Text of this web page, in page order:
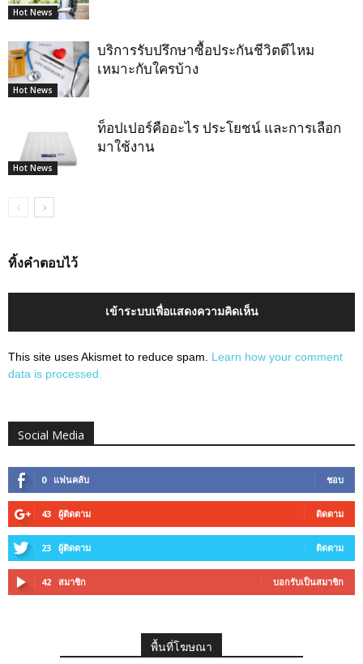
Hot News
Hot News
บริการรับปรึกษาซื้อประกันชีวิตดีไหม
เหมาะกับใครบ้าง
Hot News
ท็อปเปอร์คืออะไร ประโยชน์ และการเลือก
มาใช้งาน
ทิ้งคำตอบไว้
เข้าระบบเพื่อแสดงความคิดเห็น
This site uses Akismet to reduce spam. Learn how your comment
data is processed.
Social Media
0 แฟนคลับ ชอบ
43 ผู้ติดตาม ติดตาม
23 ผู้ติดตาม ติดตาม
42 สมาชิก บอกรับเป็นสมาชิก
พื้นที่โฆษณา